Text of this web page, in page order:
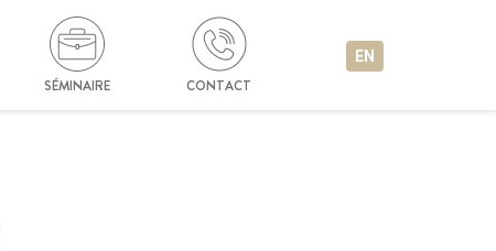
SÉMINAIRE CONTACT
EN